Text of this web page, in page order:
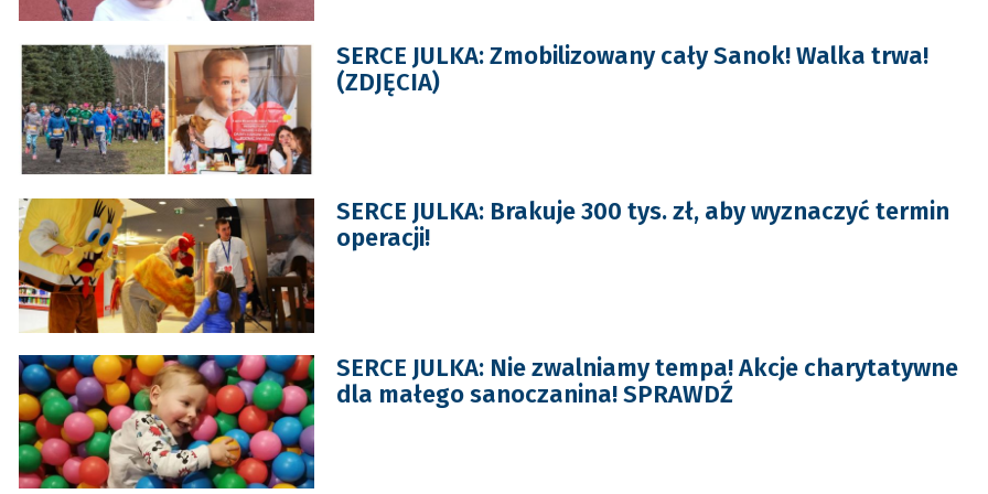
SERCE JULKA: Zmobilizowany cały Sanok! Walka trwa!
(ZDJĘCIA)
SERCE JULKA: Brakuje 300 tys. zł, aby wyznaczyć termin
operacji!
SERCE JULKA: Nie zwalniamy tempa! Akcje charytatywne
dla małego sanoczanina! SPRAWDŹ